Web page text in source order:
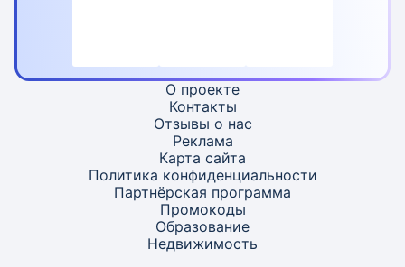
О проекте
Контакты
Отзывы о нас
Реклама
Карта сайта
Политика конфиденциальности
Партнёрская программа
Промокоды
Образование
Недвижимость